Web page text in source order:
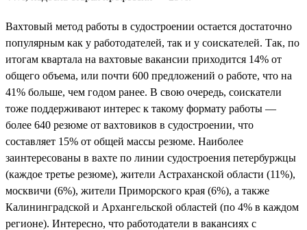
Вахтовый метод работы в судостроении остается достаточно
популярным как у работодателей, так и у соискателей. Так, по
итогам квартала на вахтовые вакансии приходится 14% от
общего объема, или почти 600 предложений о работе, что на
41% больше, чем годом ранее. В свою очередь, соискатели
тоже поддерживают интерес к такому формату работы —
более 640 резюме от вахтовиков в судостроении, что
составляет 15% от общей массы резюме. Наиболее
заинтересованы в вахте по линии судостроения петербуржцы
(каждое третье резюме), жители Астраханской области (11%),
москвичи (6%), жители Приморского края (6%), а также
Калининградской и Архангельской областей (по 4% в каждом
регионе). Интересно, что работодатели в вакансиях с